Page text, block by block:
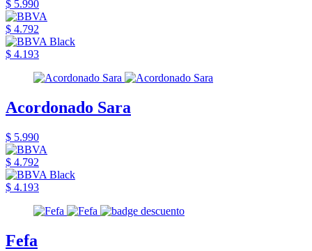
$ 5.990
$ 4.792
$ 4.193
Acordonado Sara
$ 5.990
$ 4.792
$ 4.193
Fefa